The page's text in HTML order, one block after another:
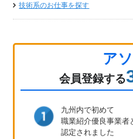
技術系のお仕事を探す
ア
会員登録する
九州内で初めて
職業紹介優良事業者
認定されました